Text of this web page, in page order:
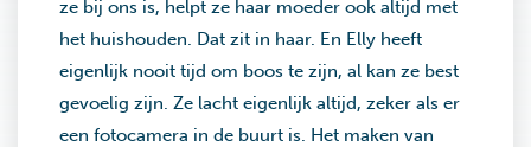
ze bij ons is, helpt ze haar moeder ook altijd met
het huishouden. Dat zit in haar. En Elly heeft
eigenlijk nooit tijd om boos te zijn, al kan ze best
gevoelig zijn. Ze lacht eigenlijk altijd, zeker als er
een fotocamera in de buurt is. Het maken van